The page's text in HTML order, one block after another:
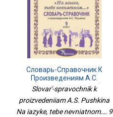
Словарь-Справочник К
Произведениям А.С.
Пушкина На Языке, Тебе
Невнятном…. 9 Кл
Slovar'-spravochnik k
proizvedeniiam A.S. Pushkina
Na iazyke, tebe nevniatnom…. 9